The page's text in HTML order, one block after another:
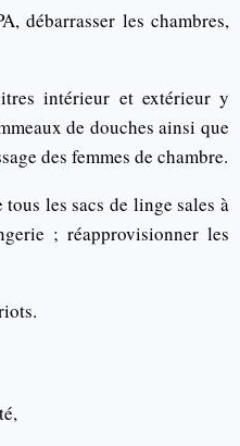
débarrasser les chambres,
intérieur et extérieur y
de douches ainsi que
des femmes de chambre.
les sacs de linge sales à
; réapprovisionner les